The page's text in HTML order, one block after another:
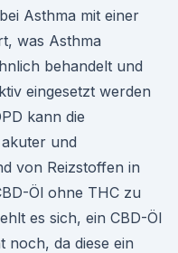
Asthma mit einer
was Asthma
behandelt und
eingesetzt werden
kann die
und
von Reizstoffen in
Öl ohne THC zu
es sich, ein CBD-Öl
noch, da diese ein